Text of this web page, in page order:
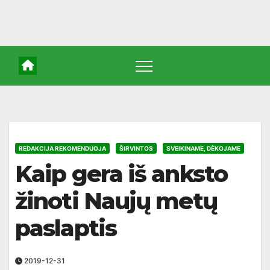
REDAKCIJA REKOMENDUOJA ŠIRVINTOS SVEIKINAME, DĖKOJAME
Kaip gera iš anksto
žinoti Naujų metų
paslaptis
2019-12-31